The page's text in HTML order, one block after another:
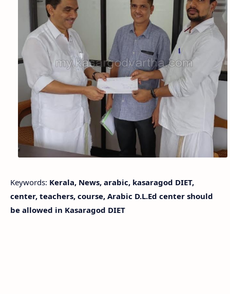
Keywords: Kerala, News, arabic, kasaragod DIET,
center, teachers, course, Arabic D.L.Ed center should
be allowed in Kasaragod DIET